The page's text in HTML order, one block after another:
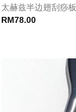
太赫兹半边翅刮痧板
RM78.00